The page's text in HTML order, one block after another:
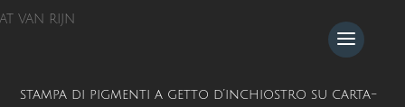
VAN RIJN
stampa di pigmenti a getto d’inchiostro su carta-